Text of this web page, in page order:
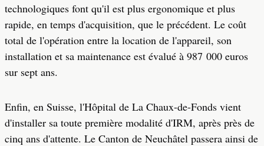
technologiques font qu'il est plus ergonomique et plus
rapide, en temps d'acquisition, que le précédent. Le coût
total de l'opération entre la location de l'appareil, son
installation et sa maintenance est évalué à 987 000 euros
sur sept ans.
Enfin, en Suisse, l'Hôpital de La Chaux-de-Fonds vient
d'installer sa toute première modalité d'IRM, après près de
cinq ans d'attente. Le Canton de Neuchâtel passera ainsi de